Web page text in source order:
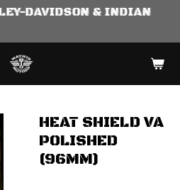
DAVIDSON & INDIAN
HEAT SHIELD VA
POLISHED
(96MM)